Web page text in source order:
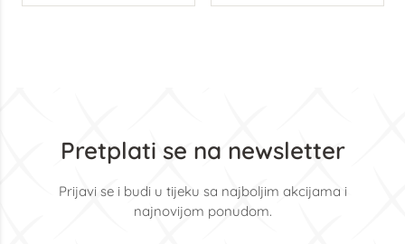
Pretplati se na newsletter
Prijavi se i budi u tijeku sa najboljim akcijama i
najnovijom ponudom.